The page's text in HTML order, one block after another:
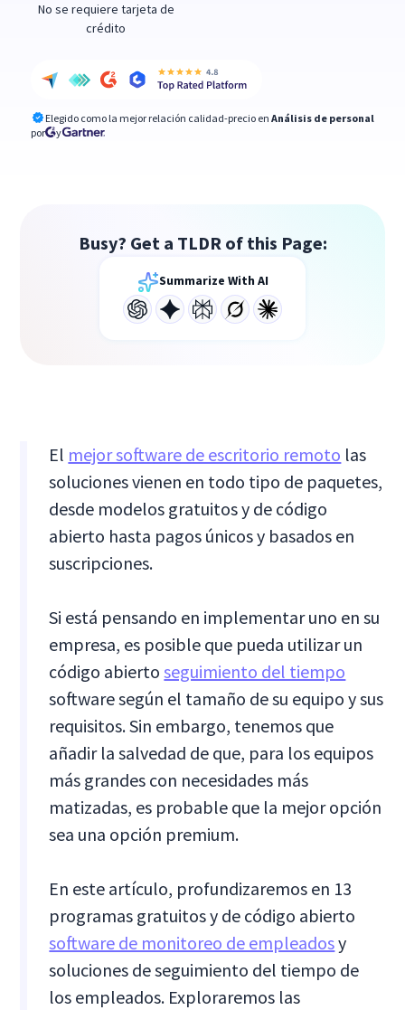
No se requiere tarjeta de
crédito
Elegido como la mejor relación calidad-precio en Análisis de personal
por
y
Busy? Get a TLDR of this Page:
Summarize With AI
El mejor software de escritorio remoto las
soluciones vienen en todo tipo de paquetes,
desde modelos gratuitos y de código
abierto hasta pagos únicos y basados en
suscripciones.
Si está pensando en implementar uno en su
empresa, es posible que pueda utilizar un
código abiertoseguimiento del tiempo
software según el tamaño de su equipo y sus
requisitos. Sin embargo, tenemos que
añadir la salvedad de que, para los equipos
más grandes con necesidades más
matizadas, es probable que la mejor opción
sea una opción premium.
En este artículo, profundizaremos en 13
programas gratuitos y de código abierto
software de monitoreo de empleadosy
soluciones de seguimiento del tiempo de
los empleados. Exploraremos las